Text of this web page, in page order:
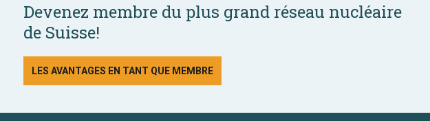
Devenez membre du plus grand réseau nucléaire
de Suisse!
LES AVANTAGES EN TANT QUE MEMBRE